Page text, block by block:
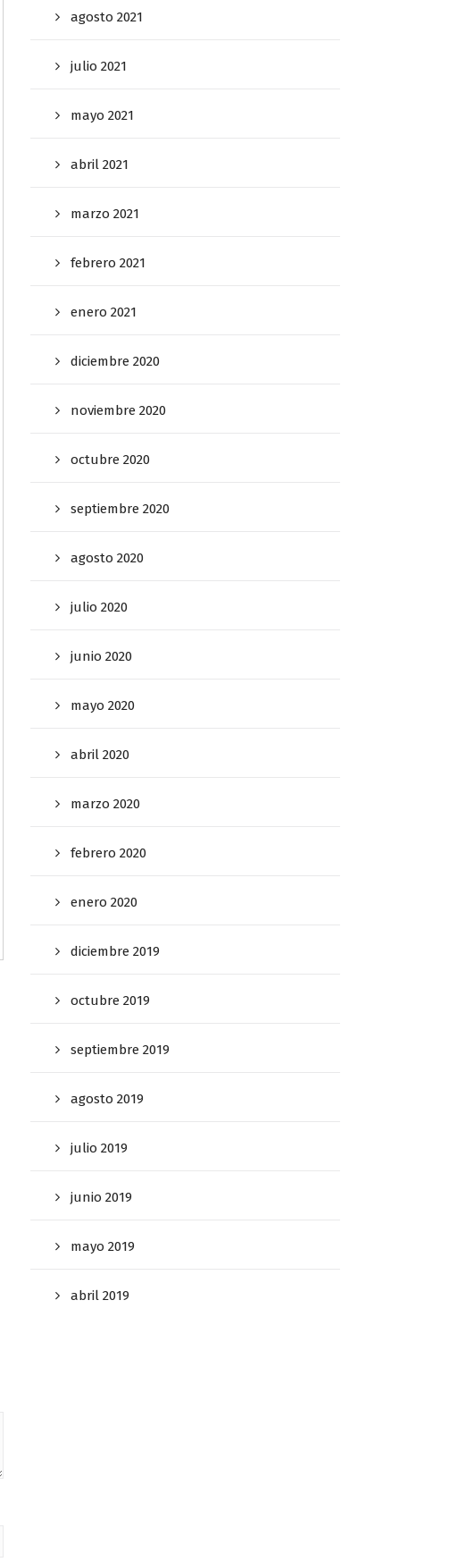
agosto 2021
julio 2021
mayo 2021
abril 2021
marzo 2021
febrero 2021
enero 2021
diciembre 2020
noviembre 2020
octubre 2020
septiembre 2020
agosto 2020
julio 2020
junio 2020
mayo 2020
abril 2020
marzo 2020
febrero 2020
enero 2020
diciembre 2019
octubre 2019
septiembre 2019
agosto 2019
julio 2019
junio 2019
mayo 2019
abril 2019